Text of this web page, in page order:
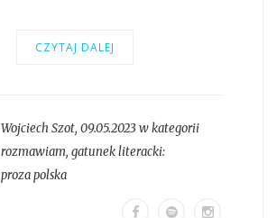
CZYTAJ DALEJ
Wojciech Szot, 09.05.2023 w kategorii
rozmawiam, gatunek literacki:
proza polska